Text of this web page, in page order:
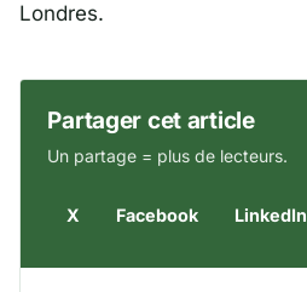
Londres.
Partager cet article
Un partage = plus de lecteurs.
X Facebook LinkedIn